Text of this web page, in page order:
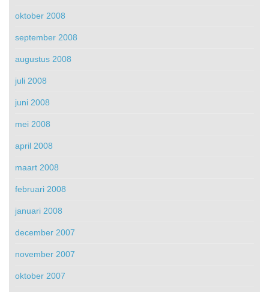
oktober 2008
september 2008
augustus 2008
juli 2008
juni 2008
mei 2008
april 2008
maart 2008
februari 2008
januari 2008
december 2007
november 2007
oktober 2007